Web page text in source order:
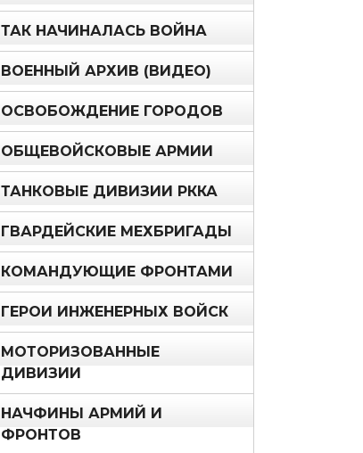
ТАК НАЧИНАЛАСЬ ВОЙНА
ВОЕННЫЙ АРХИВ (ВИДЕО)
ОСВОБОЖДЕНИЕ ГОРОДОВ
ОБЩЕВОЙСКОВЫЕ АРМИИ
ТАНКОВЫЕ ДИВИЗИИ РККА
ГВАРДЕЙСКИЕ МЕХБРИГАДЫ
КОМАНДУЮЩИЕ ФРОНТАМИ
ГЕРОИ ИНЖЕНЕРНЫХ ВОЙСК
МОТОРИЗОВАННЫЕ
ДИВИЗИИ
НАЧФИНЫ АРМИЙ И
ФРОНТОВ